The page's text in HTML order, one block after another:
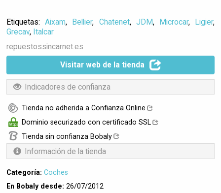
Etiquetas:Aixam, Bellier, Chatenet, JDM, Microcar, Ligier,
Grecav, Italcar
repuestossincarnet.es
Visitar web de la tienda
Indicadores de confianza
Tienda no adherida a Confianza Online
Dominio securizado con certificado SSL
Tienda sin confianza Bobaly
Información de la tienda
Categoría: Coches
En Bobaly desde: 26/07/2012